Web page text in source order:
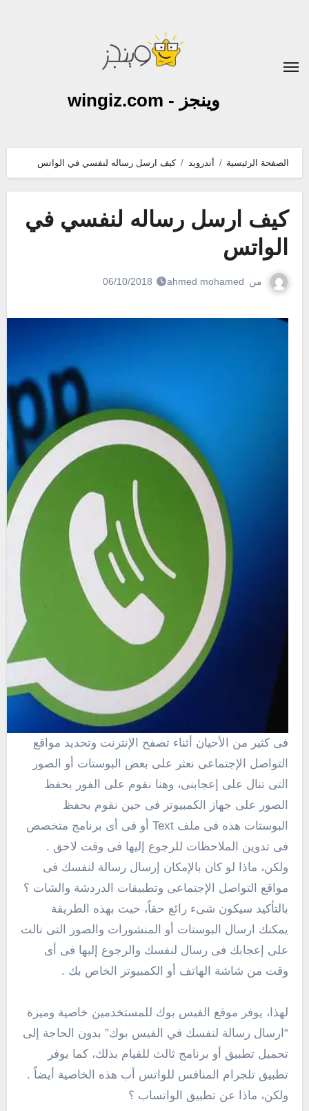
وينجز - wingiz.com
الصفحة الرئيسية أندرويد كيف ارسل رساله لنفسي في الواتس
كيف ارسل رساله لنفسي في
الواتس
من ahmed mohamed
06/10/2018
فى كثير من الأحيان أثناء تصفح الإنترنت وتحديد مواقع
التواصل الإجتماعى نعثر على بعض البوستات أو الصور
التى تنال على إعجابنى، وهنا نقوم على الفور بحفظ
الصور على جهاز الكمبيوتر فى حين نقوم بحفظ
البوستات هذه فى ملف Text أو فى أى برنامج متخصص
فى تدوين الملاحظات للرجوع إليها فى وقت لاحق .
ولكن، ماذا لو كان بالإمكان إرسال رسالة لنفسك فى
مواقع التواصل الإجتماعى وتطبيقات الدردشة والشات ؟
بالتأكيد سيكون شىء رائع حقاً، حيث بهذه الطريقة
يمكنك ارسال البوستات أو المنشورات والصور التى نالت
على إعجابك فى رسال لنفسك والرجوع إليها فى أى
وقت من شاشة الهاتف أو الكمبيوتر الخاص بك .
لهذا، يوفر موقع الفيس بوك للمستخدمين خاصية وميزة
“ارسال رسالة لنفسك في الفيس بوك” بدون الحاجة إلى
تحميل تطبيق أو برنامج ثالث للقيام بذلك، كما يوفر
تطبيق تلجرام المنافس للواتس أب هذه الخاصية أيضاً .
ولكن، ماذا عن تطبيق الواتساب ؟